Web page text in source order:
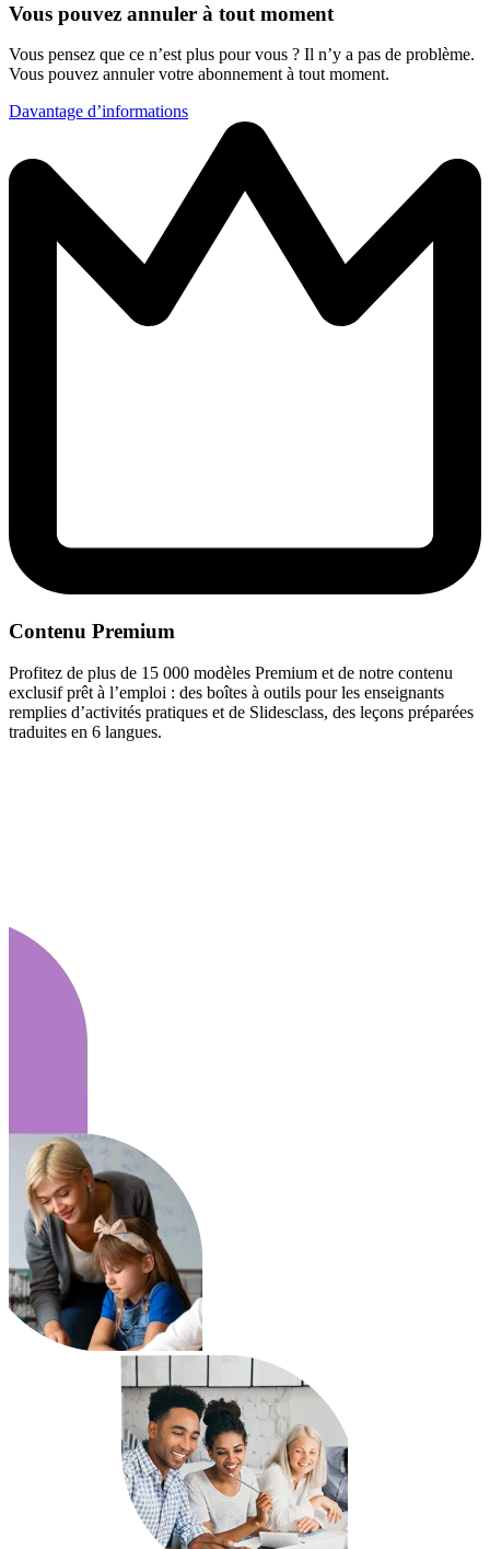
Vous pouvez annuler à tout moment
Vous pensez que ce n’est plus pour vous ? Il n’y a pas de problème.
Vous pouvez annuler votre abonnement à tout moment.
Davantage d’informations
Contenu Premium
Profitez de plus de 15 000 modèles Premium et de notre contenu
exclusif prêt à l’emploi : des boîtes à outils pour les enseignants
remplies d’activités pratiques et de Slidesclass, des leçons préparées
traduites en 6 langues.